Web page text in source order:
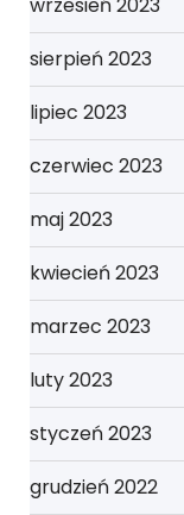
wrzesień 2023
sierpień 2023
lipiec 2023
czerwiec 2023
maj 2023
kwiecień 2023
marzec 2023
luty 2023
styczeń 2023
grudzień 2022